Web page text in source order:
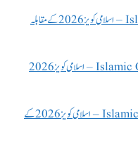
Islamic Quiz 2026 In Urdu – اسلامی کویز 2026 کے مقابلہ
Islamic Quiz 2026 In Urdu – اسلامی کویز 2026
Islamic Quiz 2026 In Urdu – اسلامی کویز 2026 کے